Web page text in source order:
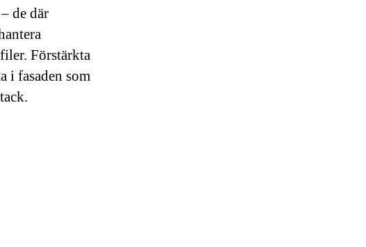
de där
Förstärkta
i fasaden som